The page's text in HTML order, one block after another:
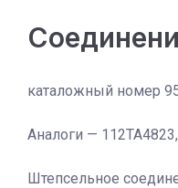
каталожный номер
Аналоги —
Штепсельное